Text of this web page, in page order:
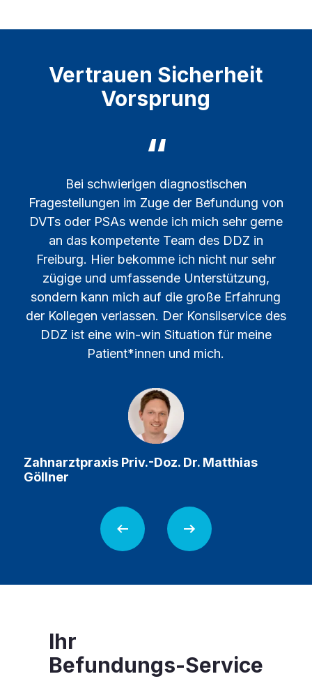
Vertrauen Sicherheit
Vorsprung
“
Bei schwierigen diagnostischen
Fragestellungen im Zuge der Befundung von
DVTs oder PSAs wende ich mich sehr gerne
an das kompetente Team des DDZ in
Freiburg. Hier bekomme ich nicht nur sehr
zügige und umfassende Unterstützung,
sondern kann mich auf die große Erfahrung
der Kollegen verlassen. Der Konsilservice des
DDZ ist eine win-win Situation für meine
Patient*innen und mich.
Zahnarztpraxis Priv.-Doz. Dr. Matthias
Göllner
Ihr
Befundungs-Service